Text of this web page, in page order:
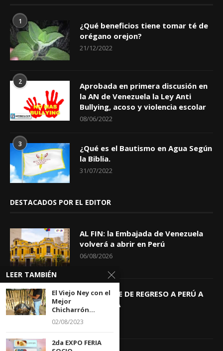
1
¿Qué beneficios tiene tomar té de
orégano orejon?
21/12/2022
2
Aprobada en primera discusión en
la AN de Venezuela la Ley Anti
Bullying, acoso y violencia escolar
08/06/2022
3
¿Qué es el Bautismo en Agua Según
la Biblia.
31/07/2022
DESTACADOS POR EL EDITOR
AL FIN: la Embajada de Venezuela
volverá a abrir en Perú
06/08/2026
KEIKO TRAE DE REGRESO A PERÚ A
GIOVANNA
LEER TAMBIÉN
El Viejo Ney con el
Mejor
Chicharrón...
02/08/2023
2da EXPO FERIA